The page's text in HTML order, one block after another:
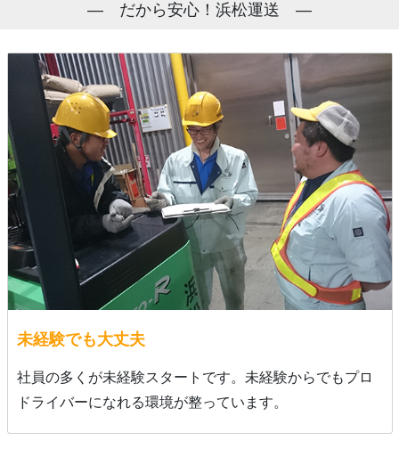
だから安心！浜松運送
未経験でも大丈夫
社員の多くが未経験スタートです。未経験からでもプロ
ドライバーになれる環境が整っています。